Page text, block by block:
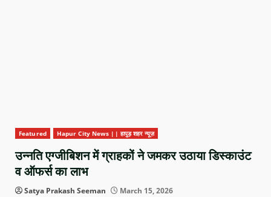
Featured Hapur City News || हापुड़ शहर न्यूज़
उन्नति एग्जीबिशन में ग्राहकों ने जमकर उठाया डिस्काउंट
व ऑफर्स का लाभ
Satya Prakash Seeman March 15, 2026